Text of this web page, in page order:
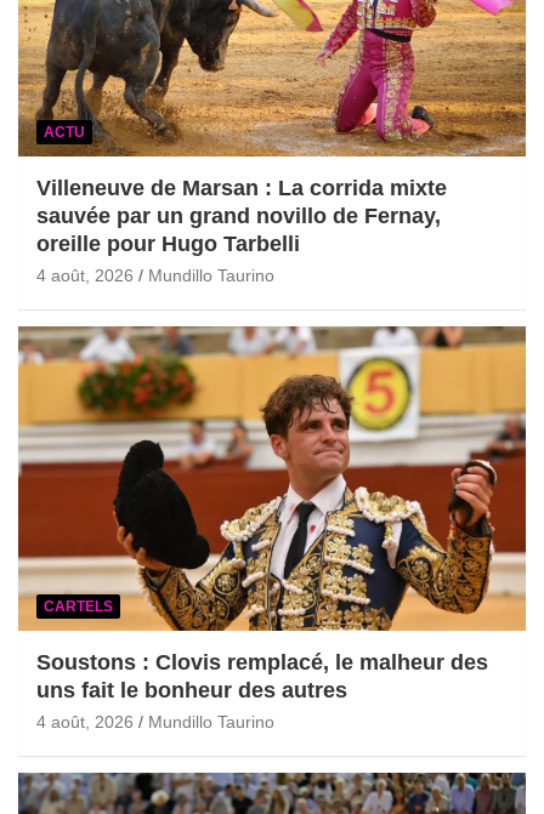
ACTU
Villeneuve de Marsan : La corrida mixte
sauvée par un grand novillo de Fernay,
oreille pour Hugo Tarbelli
4 août, 2026 Mundillo Taurino
CARTELS
Soustons : Clovis remplacé, le malheur des
uns fait le bonheur des autres
4 août, 2026 Mundillo Taurino